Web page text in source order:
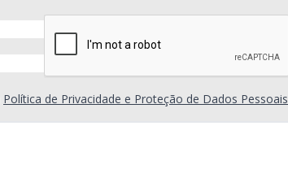
Política de Privacidade e Proteção de Dados Pessoais